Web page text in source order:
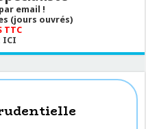
email !
(jours ouvrés)
TTC
ICI